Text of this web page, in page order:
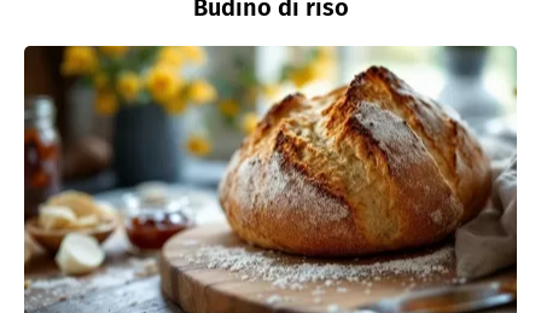
Budino di riso